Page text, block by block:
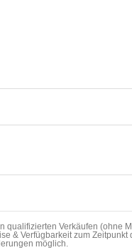
qualifizierten Verkäufen (ohne
& Verfügbarkeit zum
möglich.